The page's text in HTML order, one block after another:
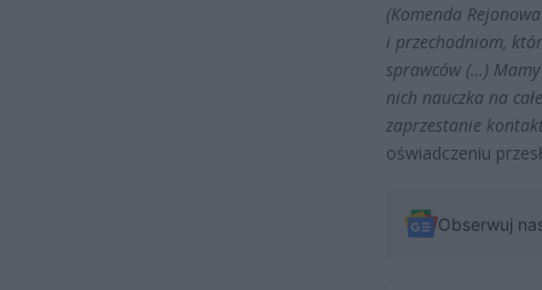
(Komenda
i przechodniom,
sprawców (…)
nich nauczka na
zaprzestanie
oświadczeniu
Obserwuj